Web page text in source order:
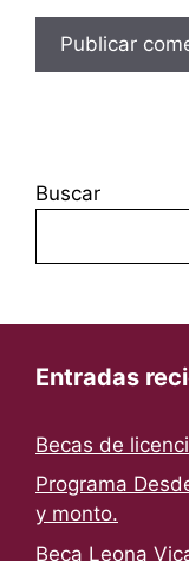
Buscar
Entradas
Becas de
Programa
y monto.
Beca Leona